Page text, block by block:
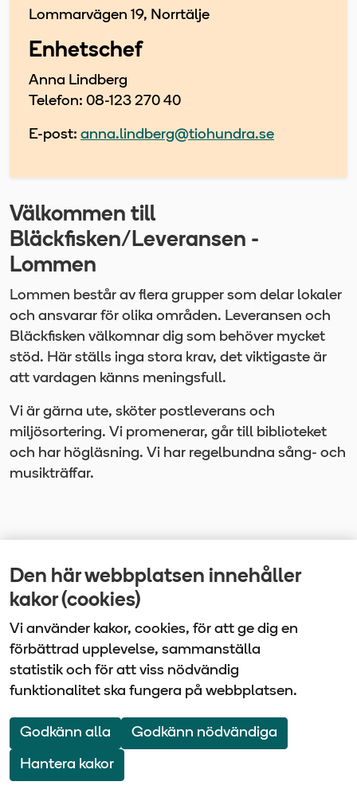
Den här webbplatsen innehåller
kakor (cookies)
Vi använder kakor, cookies, för att ge dig en
förbättrad upplevelse, sammanställa
statistik och för att viss nödvändig
funktionalitet ska fungera på webbplatsen.
Godkänn alla Godkänn nödvändiga
Hantera kakor
Lommarvägen 19, Norrtälje
Enhetschef
Anna Lindberg
Telefon: 08-123 270 40
E-post: anna.lindberg@tiohundra.se
Välkommen till
Bläckfisken/Leveransen -
Lommen
Lommen består av flera grupper som delar lokaler
och ansvarar för olika områden. Leveransen och
Bläckfisken välkomnar dig som behöver mycket
stöd. Här ställs inga stora krav, det viktigaste är
att vardagen känns meningsfull.
Vi är gärna ute, sköter postleverans och
miljösortering. Vi promenerar, går till biblioteket
och har högläsning. Vi har regelbundna sång- och
musikträffar.
Senast uppdaterad
Vårdbolaget Tiohundra | Box 905 | 761 29 Norrtälje
| Tel: 0176-10 100
Om webbplatsenWebbkarta